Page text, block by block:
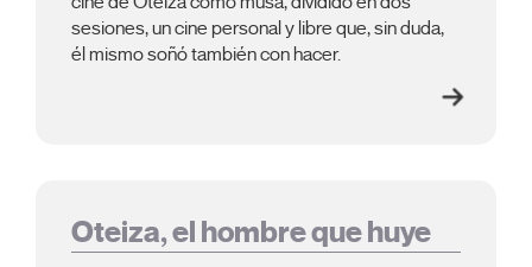
sesiones, un cine personal y libre que, sin duda,
él mismo soñó también con hacer.
Oteiza, el hombre que huye